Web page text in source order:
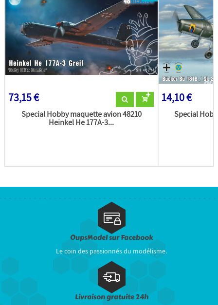
73,15 €
Special Hobby maquette avion 48210
Heinkel He 177A-3...
14,10 €
Special
OupsModel sur Facebook
Le coin des passionnés du modélisme.
Livraison gratuite 24h